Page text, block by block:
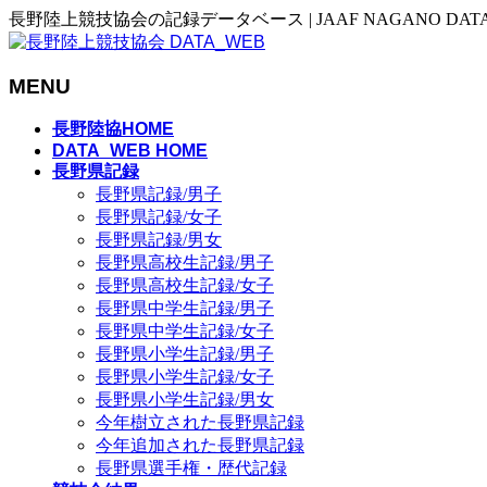
長野陸上競技協会の記録データベース | JAAF NAGANO
MENU
長野陸協HOME
DATA_WEB HOME
長野県記録
長野県記録/男子
長野県記録/女子
長野県記録/男女
長野県高校生記録/男子
長野県高校生記録/女子
長野県中学生記録/男子
長野県中学生記録/女子
長野県小学生記録/男子
長野県小学生記録/女子
長野県小学生記録/男女
今年樹立された長野県記録
今年追加された長野県記録
長野県選手権・歴代記録